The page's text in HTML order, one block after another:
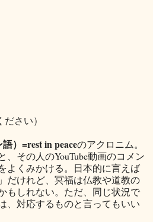
さい）
）=rest in peaceのアクロニム。
、その人のYouTube動画のコメン
よくみかける。日本的に言えば
だけれど、冥福は仏教や道教の
もしれない。ただ、同じ状況で
、対応するものと言ってもいい